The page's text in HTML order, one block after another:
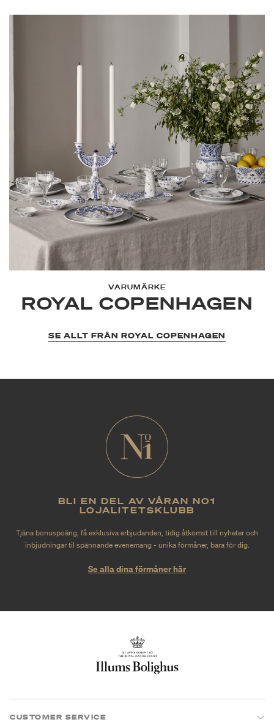
VARUMÄRKE
ROYAL COPENHAGEN
SE ALLT FRÅN ROYAL COPENHAGEN
BLI EN DEL AV VÅRAN NO1
LOJALITETSKLUBB
Tjäna bonuspoäng, få exklusiva erbjudanden, tidig åtkomst till nyheter och
inbjudningar til spännande evenemang - unika förmåner, bara för dig.
Se alla dina förmåner här
CUSTOMER SERVICE